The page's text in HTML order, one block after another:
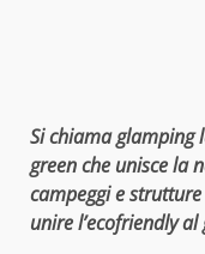
Si chiama glamping
green che unisce la
campeggi e
unire l’ecofriendly al